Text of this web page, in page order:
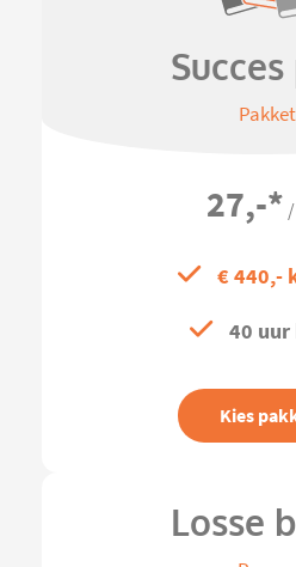
Pakket
27,-*
€ 440,-
40 uur
Kies
Losse